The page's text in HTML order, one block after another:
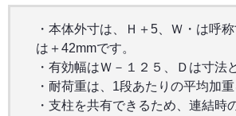
・本体外寸は、Ｈ＋5、Ｗ・は呼
は＋42mmです。
・有効幅はＷ－１２５、Ｄは寸法
・耐荷重は、1段あたりの平均加重
・支柱を共有できるため、連結時